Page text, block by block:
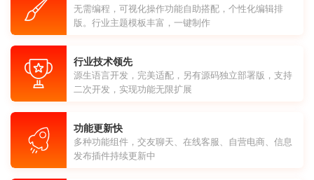
无需编程，可视化操作功能自助搭配，个性化编辑排
版。行业主题模板丰富，一键制作
行业技术领先
源生语言开发，完美适配，另有源码独立部署版，支持
二次开发，实现功能无限扩展
功能更新快
多种功能组件，交友聊天、在线客服、自营电商、信息
发布插件持续更新中